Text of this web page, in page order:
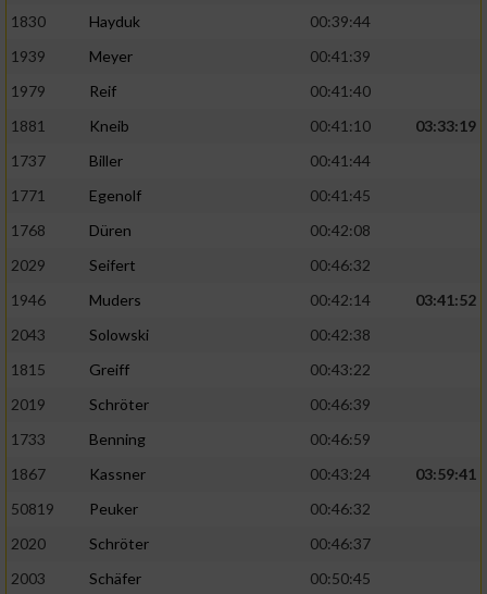
1830
Hayduk
00:39:44
1939
Meyer
00:41:39
1979
Reif
00:41:40
1881
Kneib 00:41:10
03:33:19
1737
Biller
00:41:44
1771
Egenolf
00:41:45
1768
Düren
00:42:08
2029
Seifert
00:46:32
1946
Muders 00:42:14
03:41:52
2043
Solowski
00:42:38
1815
Greiff
00:43:22
2019
Schröter
00:46:39
1733
Benning
00:46:59
1867
Kassner 00:43:24
03:59:41
50819
Peuker
00:46:32
2020
Schröter
00:46:37
2003
Schäfer
00:50:45